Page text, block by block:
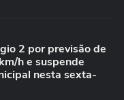
2 por previsão de
h e suspende
nesta sexta-